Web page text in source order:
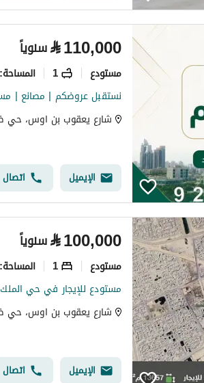
⃁110,000 سنوياً
مستودع 1 المساحة:
نستقبل عروضكم | مصانع |
شارع يعقوب بن اوس، حي
الإيميل اتصال
⃁100,000 سنوياً
مستودع 1 المساحة:
مستودع للإيجار في حي
شارع يعقوب بن اوس، حي
الإيميل اتصال